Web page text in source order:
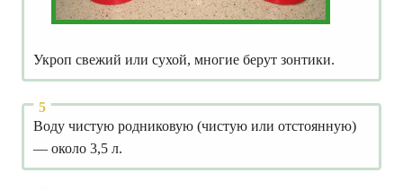
Укроп свежий или сухой, многие берут зонтики.
Воду чистую родниковую (чистую или отстоянную)
— около 3,5 л.